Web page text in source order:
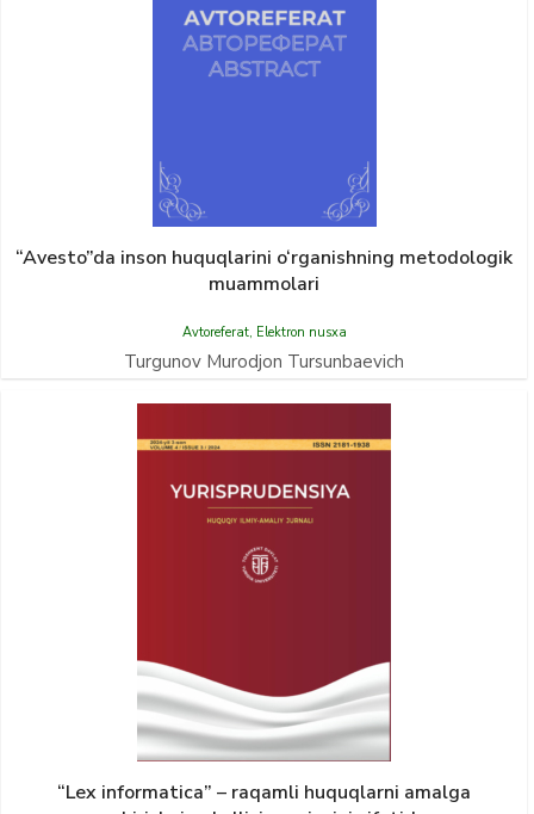
“Avesto”da inson huquqlarini o‘rganishning metodologik
muammolari
Avtoreferat, Elektron nusxa
Turgunov Murodjon Tursunbaevich
“Lex informatica” – raqamli huquqlarni amalga